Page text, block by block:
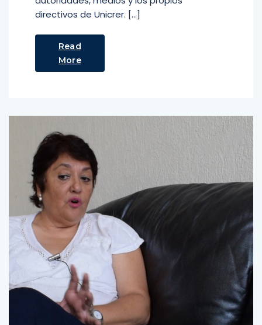
directivos de Unicrer. […]
Read
More